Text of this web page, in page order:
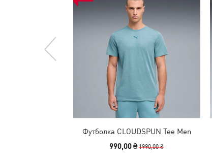
Футболка CLOUDSPUN Tee Men
990,00 ₴1990,00 ₴